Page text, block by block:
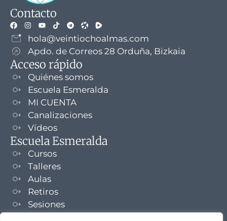
Contacto
hola@veintiochoalmas.com
Apdo. de Correos 28 Orduña, Bizkaia
Acceso rápido
Quiénes somos
Escuela Esmeralda
MI CUENTA
Canalizaciones
Vídeos
Escuela Esmeralda
Cursos
Talleres
Aulas
Retiros
Sesiones